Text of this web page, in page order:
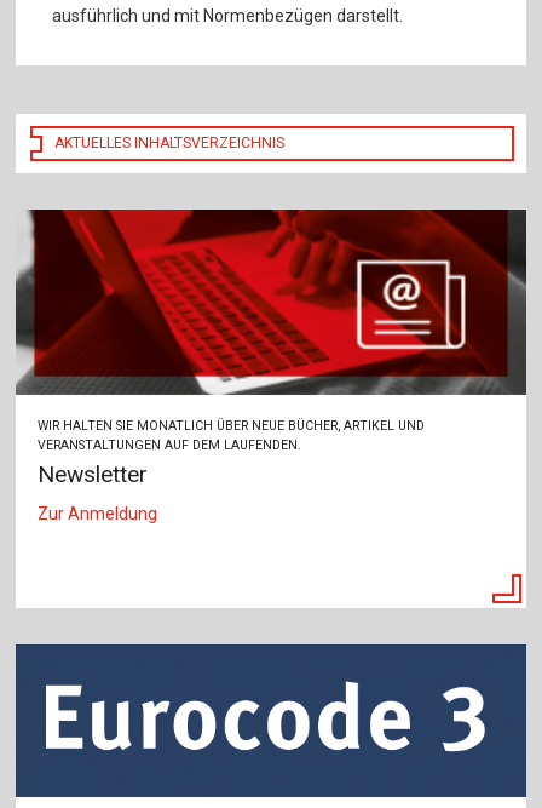
ausführlich und mit Normenbezügen darstellt.
AKTUELLES INHALTSVERZEICHNIS
WIR HALTEN SIE MONATLICH ÜBER NEUE BÜCHER, ARTIKEL UND
VERANSTALTUNGEN AUF DEM LAUFENDEN.
Newsletter
Zur Anmeldung